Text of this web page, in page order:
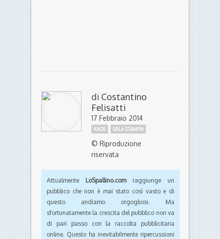
di Costantino
Felisatti
17 Febbraio 2014
KAOS SALA STAMPA
© Riproduzione
riservata
Attualmente LoSpallino.comraggiunge un
pubblico che non è mai stato così vasto e di
questo andiamo orgogliosi. Ma
sfortunatamente la crescita del pubblico non va
di pari passo con la raccolta pubblicitaria
online. Questo ha inevitabilmente ripercussioni